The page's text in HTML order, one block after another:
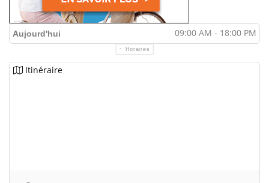
Aujourd'hui 09:00 AM - 18:00 PM
Horaires
Itinéraire